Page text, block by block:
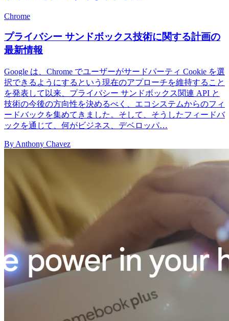
Chrome
プライバシー サンドボックス技術に関する計画の
最新情報
Google は、Chrome でユーザーがサードパーティ Cookie を選
択できるようにするという現在のアプローチを維持すること
を発表して以来、プライバシー サンドボックス関連 API と
技術の今後の方向性を決めるべく、エコシステムからのフィ
ードバックを集めてきました。そして、そうしたフィードバ
ックを通じて、何がビジネス、デベロッパ…
By Anthony Chavez